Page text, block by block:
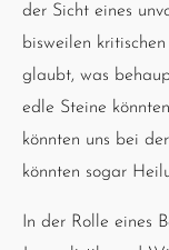
der Sicht eines
bisweilen
glaubt, was
edle Steine
könnten uns bei
könnten sogar
In der Rolle eines